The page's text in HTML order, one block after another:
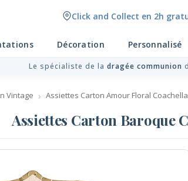
Click and Collect en 2h gratuit !
Livraison point relais gratuit
Décoration Personnalisé
Le spécialiste de la dragée communion
Vintage Assiettes Carton Amour Floral
Assiettes Carton Baroque